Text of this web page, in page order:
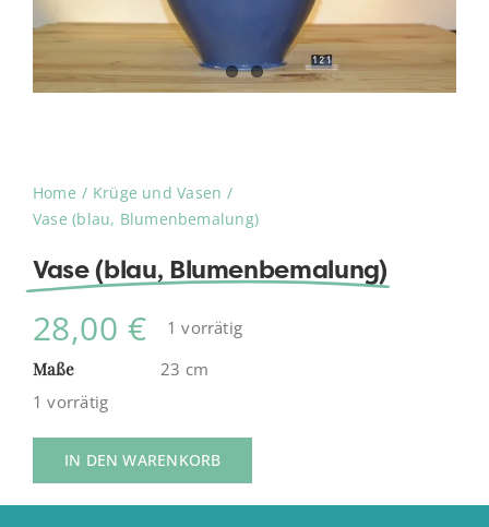
Home
Krüge und Vasen
Vase (blau, Blumenbemalung)
Vase (blau, Blumenbemalung)
28,00 €
1 vorrätig
Maße
23 cm
1 vorrätig
IN DEN WARENKORB